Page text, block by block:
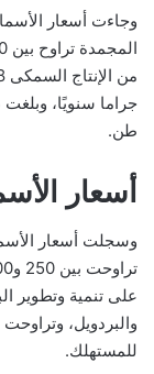
وجاءت أسعار
طن.
أسعار
وسجلت أسعار
على تنمية وتطوير
للمستهلك.